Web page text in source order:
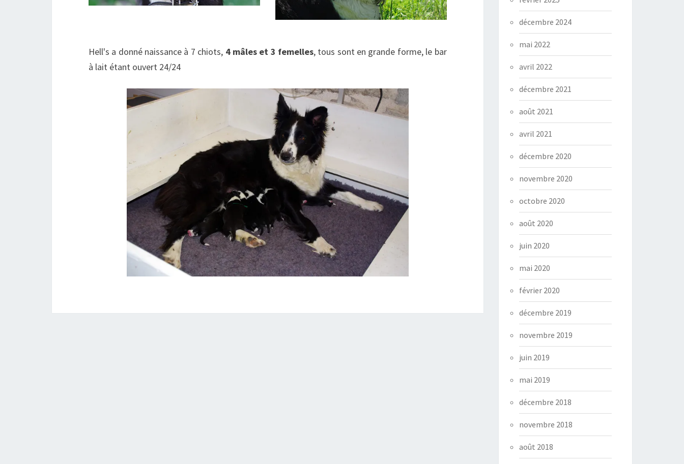
Hell's a donné naissance à 7 chiots, 4 mâles et 3 femelles, tous sont en grande forme, le bar
à lait étant ouvert 24/24
décembre 2024
mai 2022
avril 2022
décembre 2021
août 2021
avril 2021
décembre 2020
novembre 2020
octobre 2020
août 2020
juin 2020
mai 2020
février 2020
décembre 2019
novembre 2019
juin 2019
mai 2019
décembre 2018
novembre 2018
août 2018